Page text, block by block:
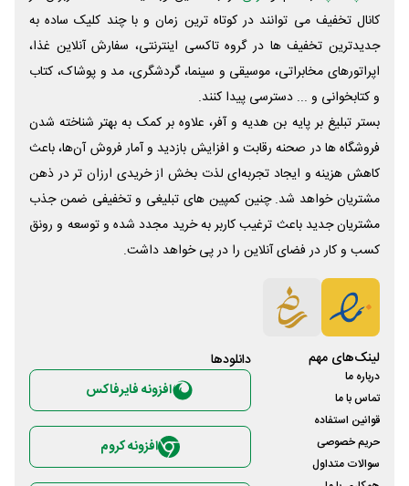
کانال تخفیف می توانند در کوتاه ترین زمان و با چند کلیک ساده به
جدیدترین تخفیف ها در گروه تاکسی اینترنتی، سفارش آنلاین غذا،
اپراتورهای مخابراتی، موسیقی و سینما، گردشگری، مد و پوشاک، کتاب
و کتابخوانی و ... دسترسی پیدا کنند.
بستر تبلیغ بر پایه بن هدیه و آفر، علاوه بر کمک به بهتر شناخته شدن
فروشگاه ها در صحنه رقابت و افزایش بازدید و آمار فروش آن‌ها، باعث
کاهش هزینه و ایجاد تجربه‌ای لذت بخش از خریدی ارزان تر در ذهن
مشتریان خواهد شد. چنین کمپین های تبلیغی و تخفیفی ضمن جذب
مشتریان جدید باعث ترغیب کاربر به خرید مجدد شده و توسعه و رونق
کسب و کار در فضای آنلاین را در پی خواهد داشت.
لینک‌های مهم
درباره ما
تماس با ما
قوانین استفاده
حریم خصوصی
سوالات متداول
دانلود‌ها
افزونه فایرفاکس
افزونه کروم